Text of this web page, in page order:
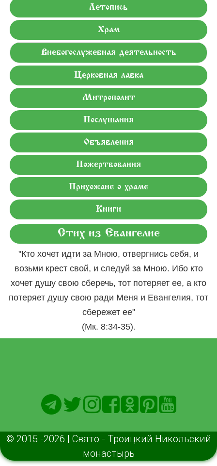
Летопись
Храм
Внебогослужебная деятельность
Церковная лавка
Митрополит
Послушания
Объявления
Пожертвования
Прихожане о храме
Книги
Стих из Евангелие
"Кто хочет идти за Мною, отвергнись себя, и
возьми крест свой, и следуй за Мною. Ибо кто
хочет душу свою сберечь, тот потеряет ее, а кто
потеряет душу свою ради Меня и Евангелия, тот
сбережет ее"
(Мк. 8:34-35).
© 2015 -2026 | Свято - Троицкий Никольский
монастырь